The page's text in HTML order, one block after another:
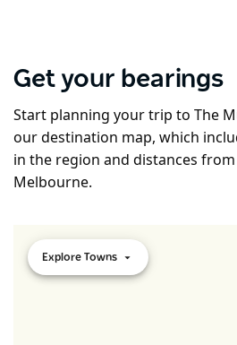
Get your bearings
Start planning your trip to The
our destination map, which
in the region and distances
Melbourne.
Explore Towns